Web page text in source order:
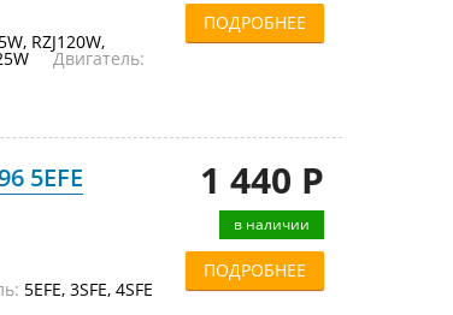
RZJ120W,
Двигатель:
ПОДРОБНЕЕ
5EFE
5EFE, 3SFE, 4SFE
1 440 Р
в наличии
ПОДРОБНЕЕ